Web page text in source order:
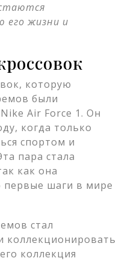
его жизни и
которую
были
Air Force 1. Он
когда только
спортом и
пара стала
как она
первые шаги в мире
стал
коллекционировать
коллекция